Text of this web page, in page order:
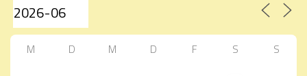
M D M D F S S